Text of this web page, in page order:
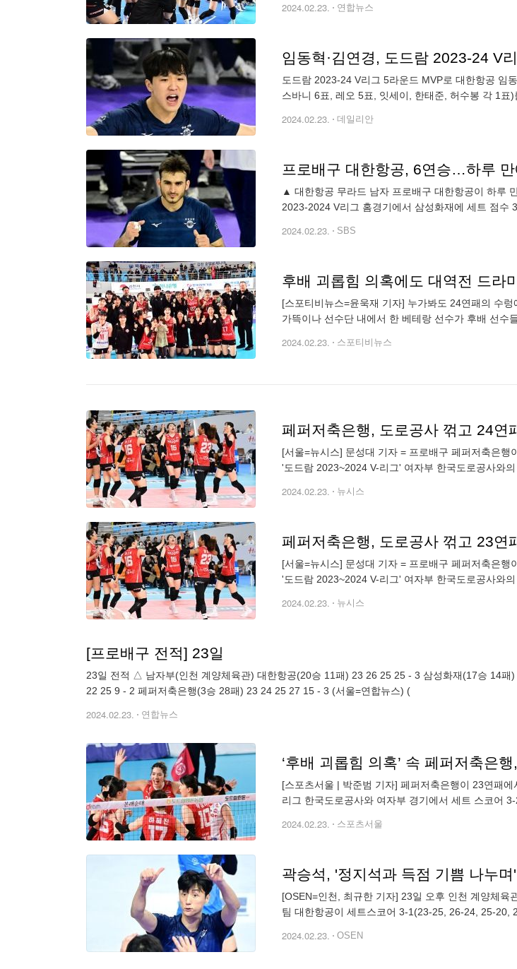
2024.02.23. 연합뉴스
임동혁·김연경, 도드람 2023-24 V
도드람 2023-24 V리그 5라운드 MVP로 대한항공 임
스바니 6표, 레오 5표, 잇세이, 한태준, 허수봉 각 1
2024.02.23. 데일리안
프로배구 대한항공, 6연승…하루
▲ 대한항공 무라드 남자 프로배구 대한항공이 하루
2023-2024 V리그 홈경기에서 삼성화재에 세트 점수
2024.02.23. SBS
[스포티비뉴스=윤욱재 기자] 누가봐도 24연패의 수
가뜩이나 선수단 내에서 한 베테랑 선수가 후배 선수
2024.02.23. 스포티비뉴스
페퍼저축은행, 도로공사 꺾고 24
[서울=뉴시스] 문성대 기자 = 프로배구 페퍼저축은
'도드람 2023~2024 V-리그' 여자부 한국도로공사와
2024.02.23. 뉴시스
페퍼저축은행, 도로공사 꺾고 23
[서울=뉴시스] 문성대 기자 = 프로배구 페퍼저축은
'도드람 2023~2024 V-리그' 여자부 한국도로공사와
2024.02.23. 뉴시스
[프로배구 전적] 23일
23일 전적 △ 남자부(인천 계양체육관) 대한항공(20승 11패) 23 26 25 25 - 3 삼성화재(17승 14패) 25 24 20 18 - 1 △ 여자부(경북 김천체육관) 한국도로공사(10승 21패) 25 26
22 25 9 - 2 페퍼저축은행(3승 28패) 23 24 25 27 15 - 3 (서울=연합뉴스) (
2024.02.23. 연합뉴스
[스포츠서울 | 박준범 기자] 페퍼저축은행이 23연패
리그 한국도로공사와 여자부 경기에서 세트 스코어
2024.02.23. 스포츠서울
곽승석, '정지석과 득점 기쁨 나누며
[OSEN=인천, 최규한 기자] 23일 오후 인천 계양체육
팀 대한항공이 세트스코어 3-1(23-25, 26-24, 25-20,
2024.02.23. OSEN